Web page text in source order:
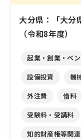
大分県：「大分
（令和8年度）
起業・創業・ベ
設備投資
機
外注費
借料
受験料・受講料
知的財産権等関